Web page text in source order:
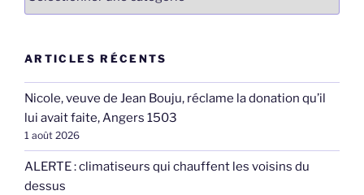
ARTICLES RÉCENTS
Nicole, veuve de Jean Bouju, réclame la donation qu’il
lui avait faite, Angers 1503
1 août 2026
ALERTE : climatiseurs qui chauffent les voisins du
dessus